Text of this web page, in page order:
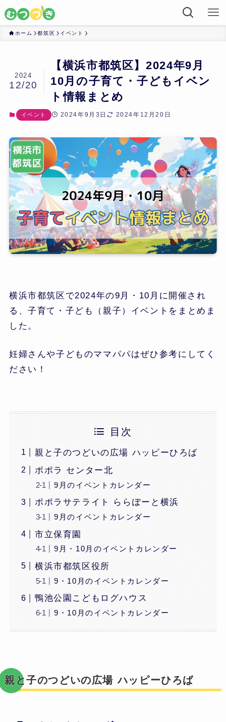
ホーム 都筑区 イベント
【横浜市都筑区】2024年9月
10月の子育て・子どもイベン
ト情報まとめ
2024
12/20
イベント 2024年9月3日 2024年12月20日
横浜市都筑区で2024年の9月・10月に開催され
る、子育て・子ども（親子）イベントをまとめま
した。
妊婦さんや子どものママパパはぜひ参考にしてく
ださい！
目次
親と子のつどいの広場 ハッピーひろば
ポポラ センター北
9月のイベントカレンダー
ポポラサテライト ららぽーと横浜
9月のイベントカレンダー
市立保育園
9月・10月のイベントカレンダー
横浜市都筑区役所
9・10月のイベントカレンダー
鴨池公園こどもログハウス
9・10月のイベントカレンダー
親と子のつどいの広場 ハッピーひろば